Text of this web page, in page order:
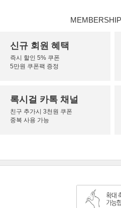
신규 회원 혜택
즉시 할인 5% 쿠폰
5만원 쿠폰팩 증정
록시걸 카톡 채널
친구 추가시 3천원 쿠폰
중복 사용 가능